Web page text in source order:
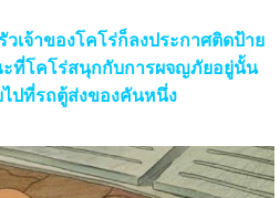
จ้าของโคโร่ก็ลงประกาศติดป้าย
ที่โคโร่สนุกกับการผจญภัยอยู่นั้น
ไปที่รถตู้ส่งของคันหนึ่ง